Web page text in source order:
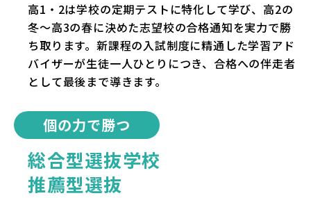
高1・2は学校の定期テストに特化して学び、高2の
冬～高3の春に決めた志望校の合格通知を実力で勝
ち取ります。新課程の入試制度に精通した学習アド
バイザーが生徒一人ひとりにつき、合格への伴走者
として最後まで導きます。
個の力で勝つ
総合型選抜学校
推薦型選抜